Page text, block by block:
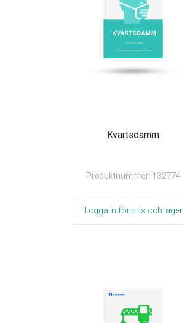
Kvartsdamm
Produktnummer: 132774
Logga in för pris och lager